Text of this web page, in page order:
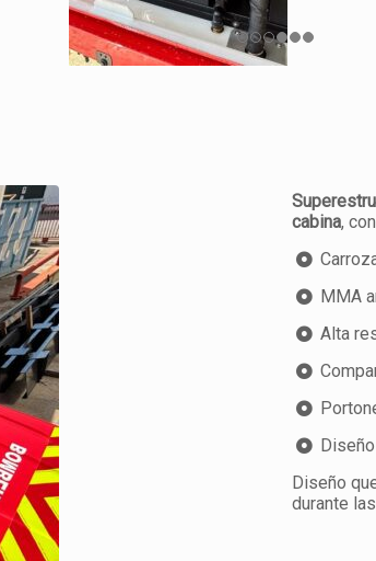
cabina,
MMA
Alta
Diseño
durante